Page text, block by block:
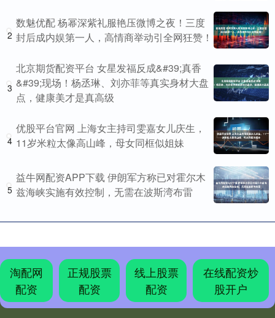
2
数魅优配 杨幂深紫礼服艳压微博之夜！三度
封后成内娱第一人，高情商举动引全网狂赞！
3
北京期货配资平台 女星发福反成&#39;真香
&#39;现场！杨丞琳、刘亦菲等真实身材大盘
点，健康美才是真高级
4
优股平台官网 上海女主持司雯嘉女儿庆生，
11岁米粒太像高山峰，母女同框似姐妹
5
益牛网配资APP下载 伊朗军方称已对霍尔木
兹海峡实施有效控制，无需在波斯湾布雷
淘配网
配资
正规股票
配资
线上股票
配资
在线配资炒
股开户